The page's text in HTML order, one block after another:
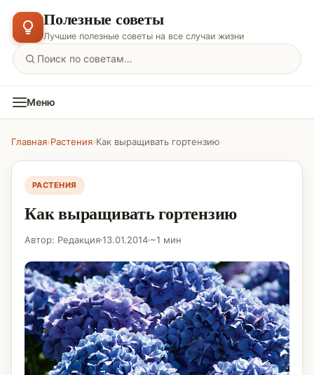
Полезные советы
Лучшие полезные советы на все случаи жизни
Меню
Главная›Растения›Как выращивать гортензию
РАСТЕНИЯ
Как выращивать гортензию
Автор: Редакция13.01.2014 ~1 мин